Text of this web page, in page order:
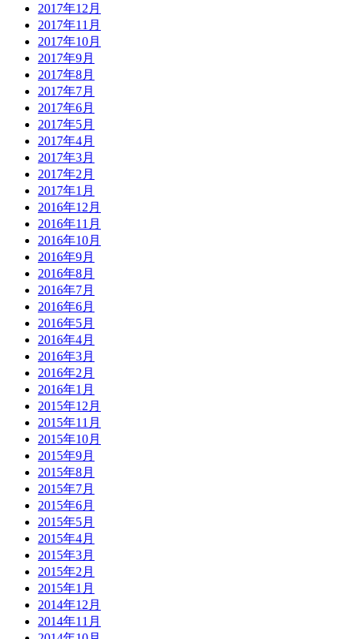
2017年12月
2017年11月
2017年10月
2017年9月
2017年8月
2017年7月
2017年6月
2017年5月
2017年4月
2017年3月
2017年2月
2017年1月
2016年12月
2016年11月
2016年10月
2016年9月
2016年8月
2016年7月
2016年6月
2016年5月
2016年4月
2016年3月
2016年2月
2016年1月
2015年12月
2015年11月
2015年10月
2015年9月
2015年8月
2015年7月
2015年6月
2015年5月
2015年4月
2015年3月
2015年2月
2015年1月
2014年12月
2014年11月